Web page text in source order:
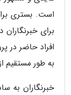
است. بستری
برای
افراد حاضر در
به طور مستقیم
خبرنگاران به